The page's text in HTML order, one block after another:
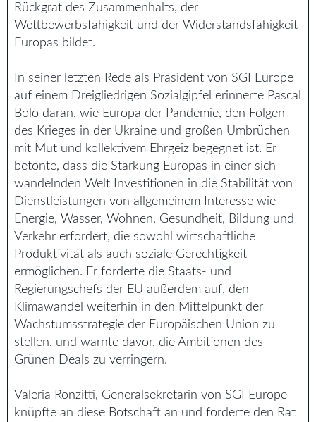
Rückgrat des Zusammenhalts, der
Wettbewerbsfähigkeit und der Widerstandsfähigkeit
Europas bildet.
In seiner letzten Rede als Präsident von SGI Europe
auf einem Dreigliedrigen Sozialgipfel erinnerte Pascal
Bolo daran, wie Europa der Pandemie, den Folgen
des Krieges in der Ukraine und großen Umbrüchen
mit Mut und kollektivem Ehrgeiz begegnet ist. Er
betonte, dass die Stärkung Europas in einer sich
wandelnden Welt Investitionen in die Stabilität von
Dienstleistungen von allgemeinem Interesse wie
Energie, Wasser, Wohnen, Gesundheit, Bildung und
Verkehr erfordert, die sowohl wirtschaftliche
Produktivität als auch soziale Gerechtigkeit
ermöglichen. Er forderte die Staats- und
Regierungschefs der EU außerdem auf, den
Klimawandel weiterhin in den Mittelpunkt der
Wachstumsstrategie der Europäischen Union zu
stellen, und warnte davor, die Ambitionen des
Grünen Deals zu verringern.
Valeria Ronzitti, Generalsekretärin von SGI Europe
knüpfte an diese Botschaft an und forderte den Rat